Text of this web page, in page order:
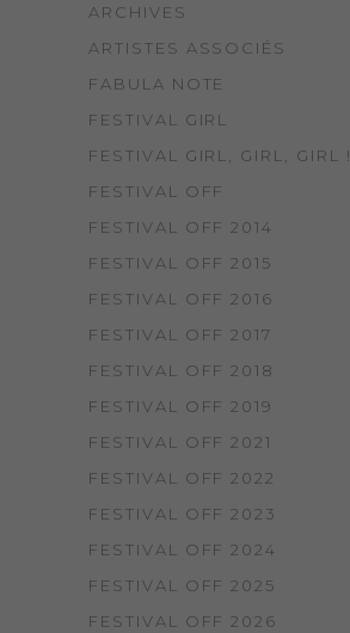
ARCHIVES
ARTISTES ASSOCIÉS
FABULA NOTE
FESTIVAL GIRL
FESTIVAL GIRL, GIRL, GIRL !
FESTIVAL OFF
FESTIVAL OFF 2014
FESTIVAL OFF 2015
FESTIVAL OFF 2016
FESTIVAL OFF 2017
FESTIVAL OFF 2018
FESTIVAL OFF 2019
FESTIVAL OFF 2021
FESTIVAL OFF 2022
FESTIVAL OFF 2023
FESTIVAL OFF 2024
FESTIVAL OFF 2025
FESTIVAL OFF 2026